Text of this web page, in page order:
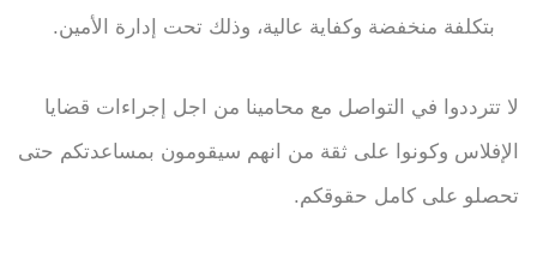
بتكلفة منخفضة وكفاية عالية، وذلك تحت إدارة الأمين.
لا تترددوا في التواصل مع محامينا من اجل إجراءات قضايا
الإفلاس وكونوا على ثقة من انهم سيقومون بمساعدتكم حتى
تحصلو على كامل حقوقكم.